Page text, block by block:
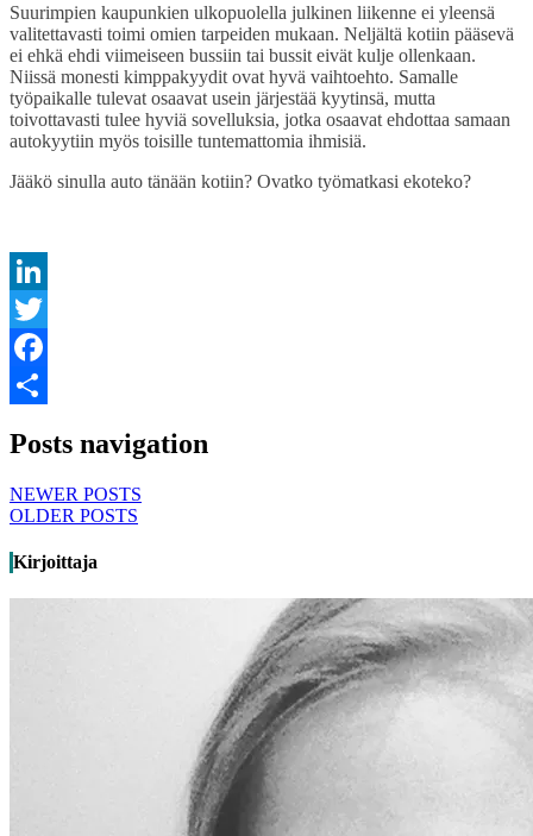
Suurimpien kaupunkien ulkopuolella julkinen liikenne ei yleensä
valitettavasti toimi omien tarpeiden mukaan. Neljältä kotiin pääsevä
ei ehkä ehdi viimeiseen bussiin tai bussit eivät kulje ollenkaan.
Niissä monesti kimppakyydit ovat hyvä vaihtoehto. Samalle
työpaikalle tulevat osaavat usein järjestää kyytinsä, mutta
toivottavasti tulee hyviä sovelluksia, jotka osaavat ehdottaa samaan
autokyytiin myös toisille tuntemattomia ihmisiä.
Jääkö sinulla auto tänään kotiin? Ovatko työmatkasi ekoteko?
LinkedIn
Twitter
Facebook
Posts navigation
NEWER POSTS
OLDER POSTS
Kirjoittaja